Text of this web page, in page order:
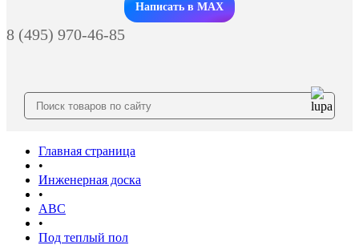
Написать в MAX
8 (495) 970-46-85
Главная страница
•
Инженерная доска
•
ABС
•
Под теплый пол